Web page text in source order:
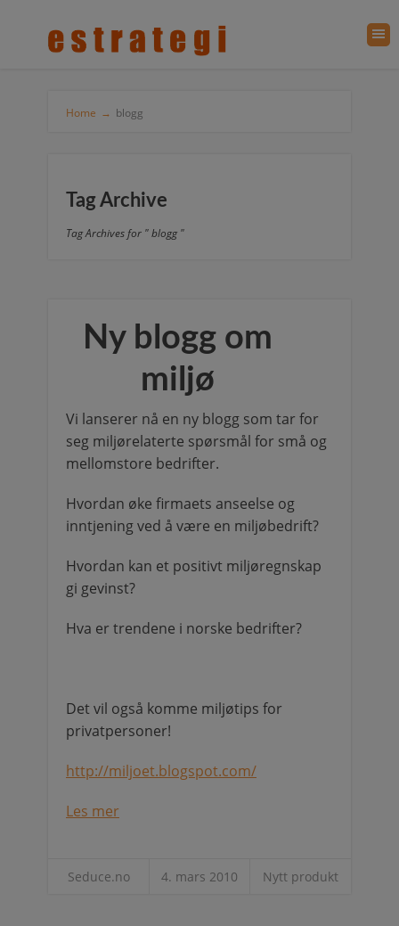
Home → blogg
Tag Archive
Tag Archives for " blogg "
Ny blogg om
miljø
Vi lanserer nå en ny blogg som tar for
seg miljørelaterte spørsmål for små og
mellomstore bedrifter.
Hvordan øke firmaets anseelse og
inntjening ved å være en miljøbedrift?
Hvordan kan et positivt miljøregnskap
gi gevinst?
Hva er trendene i norske bedrifter?
Det vil også komme miljøtips for
privatpersoner!
http://miljoet.blogspot.com/
Les mer
Seduce.no 4. mars 2010 Nytt produkt